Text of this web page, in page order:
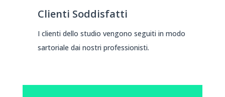
Clienti Soddisfatti
I clienti dello studio vengono seguiti in modo
sartoriale dai nostri professionisti.